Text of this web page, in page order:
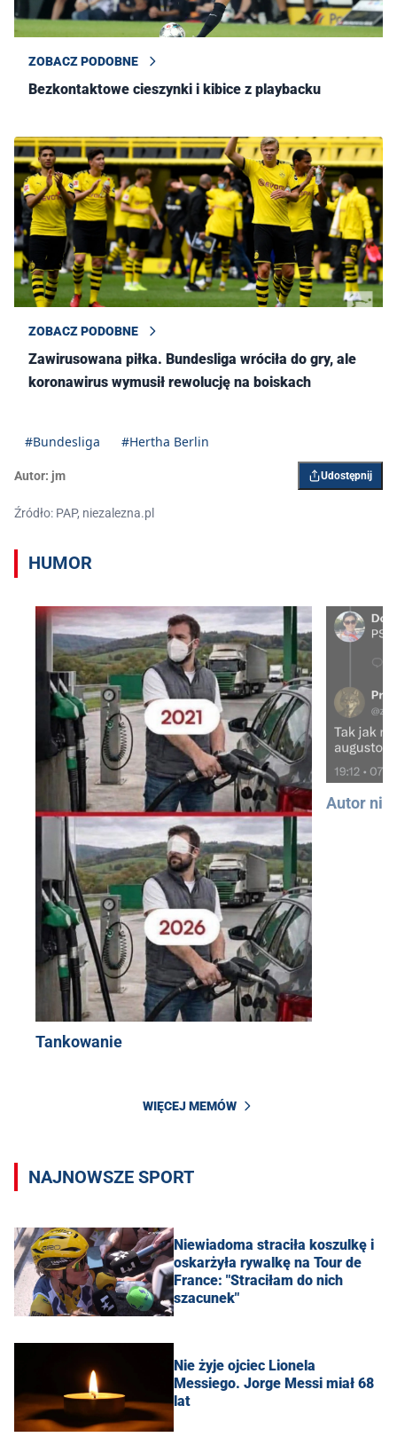
ZOBACZ PODOBNE
Bezkontaktowe cieszynki i kibice z playbacku
ZOBACZ PODOBNE
Zawirusowana piłka. Bundesliga wróciła do gry, ale
koronawirus wymusił rewolucję na boiskach
#Bundesliga #Hertha Berlin
Autor: jm Udostępnij
Źródło: PAP, niezalezna.pl
HUMOR
Tankowanie
Autor
WIĘCEJ MEMÓW
NAJNOWSZE SPORT
Niewiadoma straciła koszulkę i
oskarżyła rywalkę na Tour de
France: "Straciłam do nich
szacunek"
Nie żyje ojciec Lionela
Messiego. Jorge Messi miał 68
lat